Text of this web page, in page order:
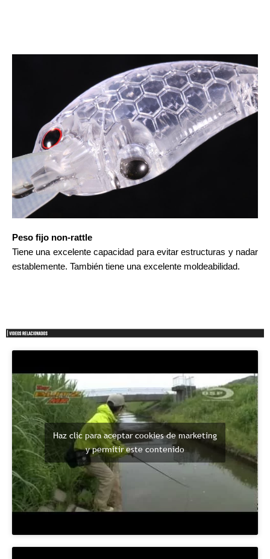
Peso fijo non-rattle
Tiene una excelente capacidad para evitar estructuras y nadar
establemente. También tiene una excelente moldeabilidad.
Haz clic para aceptar cookies de marketing
y permitir este contenido